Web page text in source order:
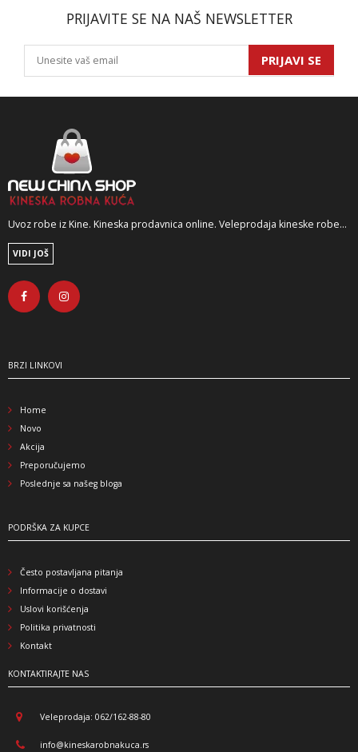
PRIJAVITE SE NA NAŠ NEWSLETTER
PRIJAVI SE
Uvoz robe iz Kine. Kineska prodavnica online. Veleprodaja kineske robe...
VIDI JOŠ
BRZI LINKOVI
Home
Novo
Akcija
Preporučujemo
Poslednje sa našeg bloga
PODRŠKA ZA KUPCE
Često postavljana pitanja
Informacije o dostavi
Uslovi korišćenja
Politika privatnosti
Kontakt
KONTAKTIRAJTE NAS
Veleprodaja: 062/162-88-80
info@kineskarobnakuca.rs